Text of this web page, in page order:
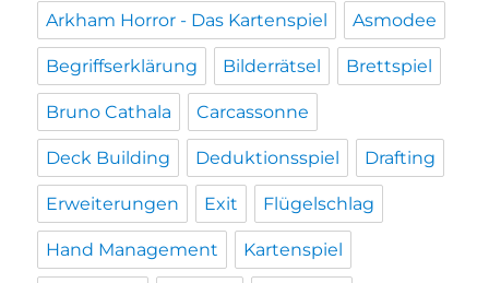
Arkham Horror - Das Kartenspiel Asmodee
Begriffserklärung Bilderrätsel Brettspiel
Bruno Cathala Carcassonne
Deck Building Deduktionsspiel Drafting
Erweiterungen Exit Flügelschlag
Hand Management Kartenspiel